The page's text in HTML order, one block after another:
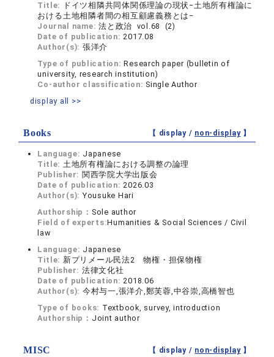
Title:
ドイツ相隣共同体関係理論の現状−土地所有権論に
おける土地相隣者間の相互顧慮義務とは−
Journal name:法と政治 vol.68 (2)
Date of publication:2017.08
Author(s): 張洋介
Type of publication:Research paper (bulletin of
university, research institution)
Co-author classification: Single Author
display all >>
Books 【 display / non-display】
Language: Japanese
Title: 土地所有権論における調整の論理
Publisher: 関西学院大学出版会
Date of publication:2026.03
Author(s): Yousuke Hari
Authorship： Sole author
Field of experts:Humanities & Social Sciences / Civil
law
Language: Japanese
Title: 新プリメール民法2 物権・担保物権
Publisher: 法律文化社
Date of publication:2018.06
Author(s): 今村与一,張洋介,鄭芙蓉,中谷崇,高橋智也
Type of books: Textbook, survey, introduction
Authorship： Joint author
MISC 【 display / non-display】